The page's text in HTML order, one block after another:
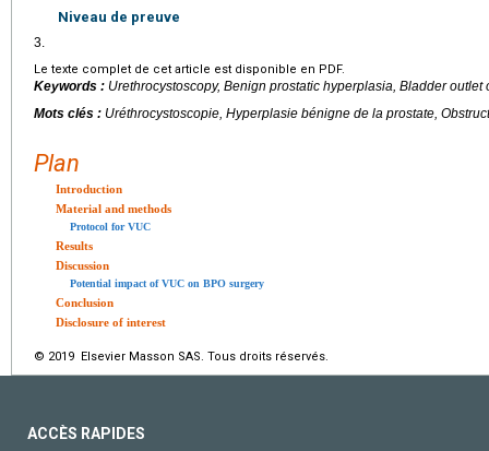
Niveau de preuve
3.
Le texte complet de cet article est disponible en PDF.
Keywords : Urethrocystoscopy, Benign prostatic hyperplasia, Bladder outlet
Mots clés : Uréthrocystoscopie, Hyperplasie bénigne de la prostate,
Plan
Introduction
Material and methods
Protocol for VUC
Results
Discussion
Potential impact of VUC on BPO surgery
Conclusion
Disclosure of interest
© 2019 Elsevier Masson SAS. Tous droits réservés.
ACCÈS RAPIDES